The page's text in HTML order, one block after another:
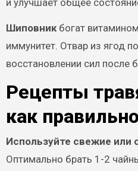
Шиповникбогат
иммунитет. Отвар из ягод
восстановлении сил после
Рецепты
как
Используйте свежие
Оптимально брать 1-2